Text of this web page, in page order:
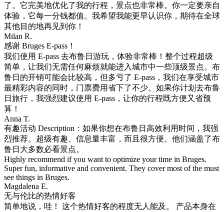
了。它完美地优化了我的行程，景点也非常棒。你一定要亲自
体验，它每一分钱都值。我希望我能更早认识你，期待在全球
其他目的地再见到你！
Milan R.
感谢 Bruges E-pass！
我们使用 E-pass 去布鲁日游玩，体验非常棒！整个过程超级
简单，让我们无需任何麻烦就能进入城市中一些顶级景点。布
鲁日的开销可能会比较高，但多亏了 E-pass，我们在享受城市
最精彩内容的同时，门票费用省下了不少。如果你计划去布鲁
日旅行，我强烈建议使用 E-pass，让你的行程既方便又省预
算！
Anna T.
有趣活动 Description：如果你想在布鲁日高效利用时间，我强
烈推荐。超级有趣、信息量丰富，而且很方便。他们涵盖了布
鲁日大多数必看景点。
Highly recommend if you want to optimize your time in Bruges.
Super fun, informative and convenient. They cover most of the must
see things in Bruges.
Magdalena E.
无与伦比的热情好客
简单地说，哇！ 这个热情好客的程度无人能及。 产品本身在